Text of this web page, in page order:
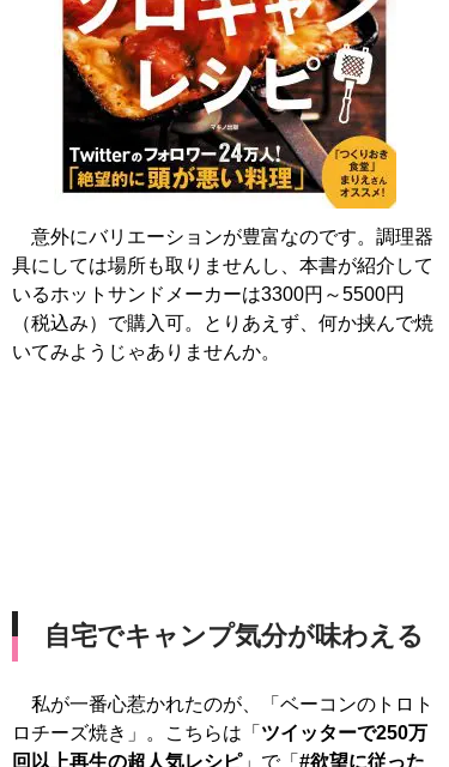
意外にバリエーションが豊富なのです。調理器
具にしては場所も取りませんし、本書が紹介して
いるホットサンドメーカーは3300円～5500円
（税込み）で購入可。とりあえず、何か挟んで焼
いてみようじゃありませんか。
自宅でキャンプ気分が味わえる
私が一番心惹かれたのが、「ベーコンのトロト
ロチーズ焼き」。こちらは「 ツイッターで250万
回以上再生の超人気レシピ」で「 #欲望に従った